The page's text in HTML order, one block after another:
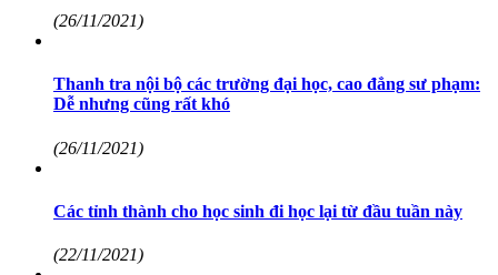
(26/11/2021)
Thanh tra nội bộ các trường đại học, cao đẳng sư phạm:
Dễ nhưng cũng rất khó
(26/11/2021)
Các tỉnh thành cho học sinh đi học lại từ đầu tuần này
(22/11/2021)